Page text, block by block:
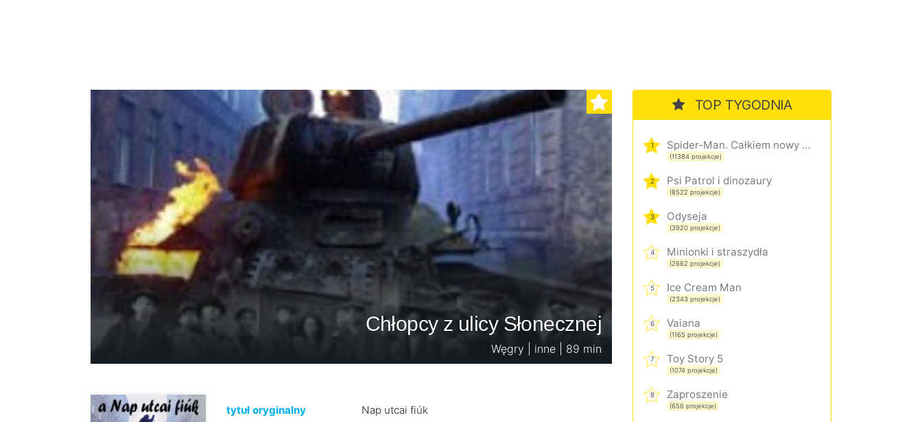
Chłopcy z ulicy Słonecznej
Węgry | inne | 89 min
tytuł oryginalny
Nap utcai fiúk
TOP TYGODNIA
1 Spider-Man. Całkiem nowy dzień
(11384 projekcje)
2 Psi Patrol i dinozaury
(8522 projekcje)
3 Odyseja
(3920 projekcje)
4 Minionki i straszydła
(2662 projekcje)
5 Ice Cream Man
(2343 projekcje)
6 Vaiana
(1165 projekcje)
7 Toy Story 5
(1074 projekcje)
8 Zaproszenie
(656 projekcje)